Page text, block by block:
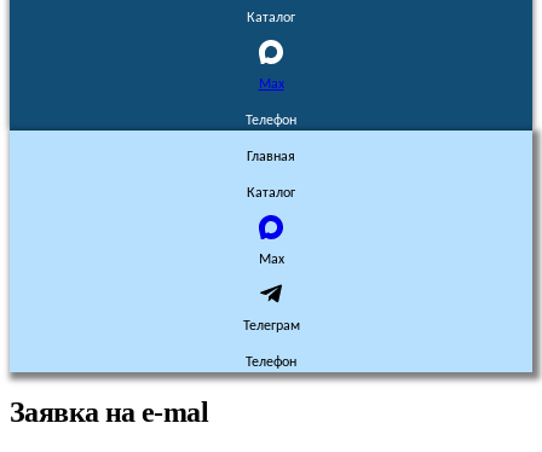
Каталог
Max
Телефон
Главная
Каталог
Max
Телеграм
Телефон
Заявка на e-mal